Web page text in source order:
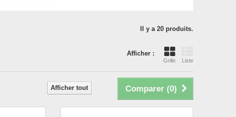
Il y a 20 produits.
Afficher :
Grille Liste
Comparer (0)
Afficher tout